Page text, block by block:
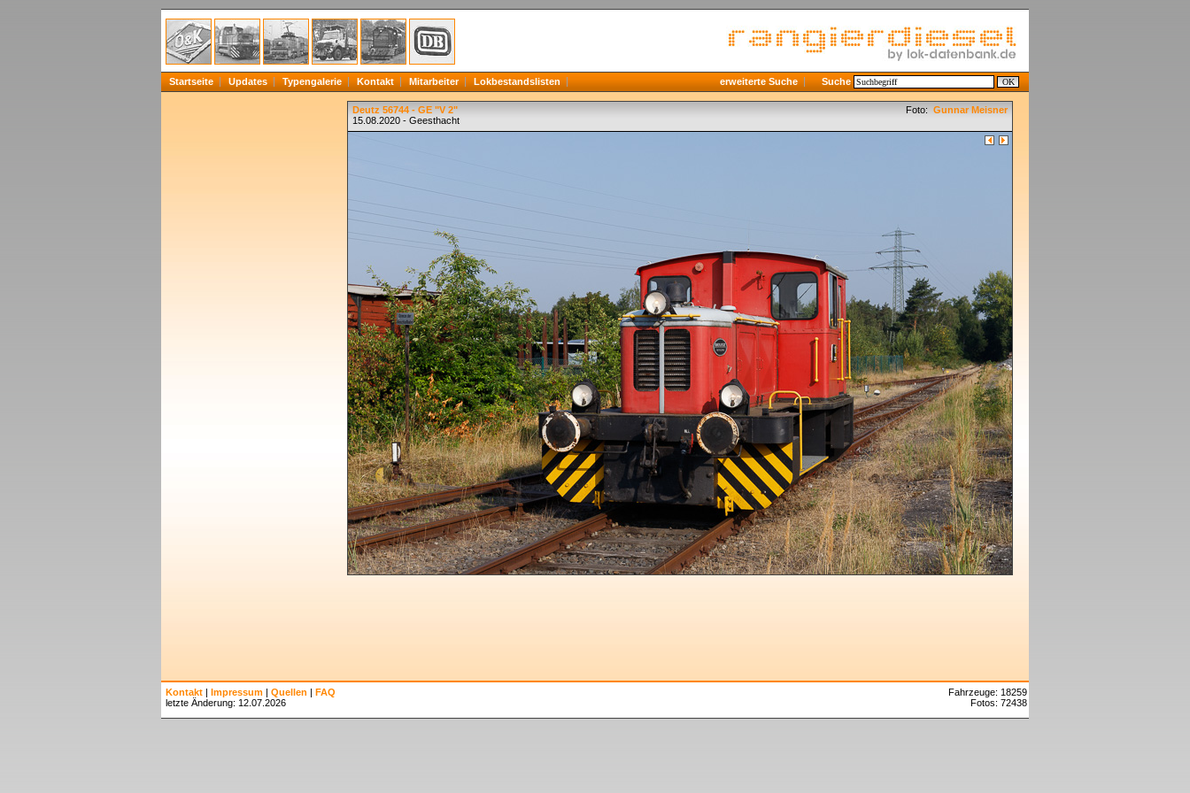
Startseite Updates Typengalerie Kontakt Mitarbeiter Lokbestandslisten erweiterte Suche Suche
Deutz 56744 - GE "V 2"
15.08.2020 - Geesthacht
Foto: Gunnar Meisner
Kontakt | Impressum | Quellen | FAQ
letzte Änderung: 12.07.2026
Fahrzeuge: 18259
Fotos: 72438